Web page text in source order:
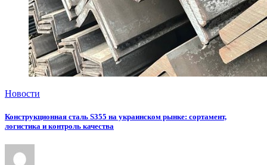
Новости
Конструкционная сталь S355 на украинском рынке: сортамент,
логистика и контроль качества